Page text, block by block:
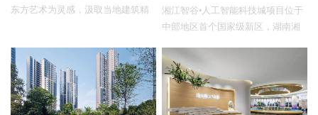
人 物
快速搜索
企业招聘
东方艺术为灵感，汲取当地建筑精
为一座现代感与东方韵味并存的城
市，以打造出一座优雅，闲适，富
含人文意境的艺术空间。
湘江智谷•人工智能科技城项目位于
中部地区首个国家级新区，湖南湘
项目总占地面积约15平方公里，总
投资约500亿 元，分三期，15年滚
动式开发，其中一期规划约2.4平方
公里，投资约100亿元， 拟建设创